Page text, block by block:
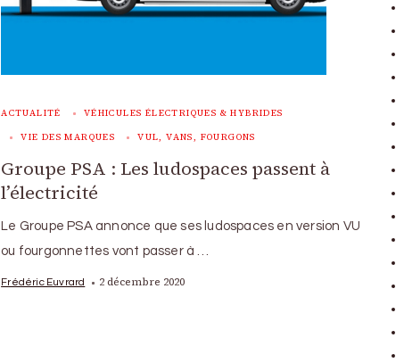
ACTUALITÉ VÉHICULES ÉLECTRIQUES & HYBRIDES
VIE DES MARQUES VUL, VANS, FOURGONS
Groupe PSA : Les ludospaces passent à
l’électricité
Le Groupe PSA annonce que ses ludospaces en version VU
ou fourgonnettes vont passer à …
Frédéric Euvrard 2 décembre 2020